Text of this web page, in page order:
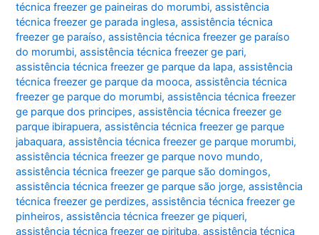
técnica freezer ge paineiras do morumbi,assistência
técnica freezer ge parada inglesa,assistência técnica
freezer ge paraíso,assistência técnica freezer ge paraíso
do morumbi,assistência técnica freezer ge pari,
assistência técnica freezer ge parque da lapa,assistência
técnica freezer ge parque da mooca,assistência técnica
freezer ge parque do morumbi,assistência técnica freezer
ge parque dos principes,assistência técnica freezer ge
parque ibirapuera,assistência técnica freezer ge parque
jabaquara,assistência técnica freezer ge parque morumbi,
assistência técnica freezer ge parque novo mundo,
assistência técnica freezer ge parque são domingos,
assistência técnica freezer ge parque são jorge,assistência
técnica freezer ge perdizes,assistência técnica freezer ge
pinheiros,assistência técnica freezer ge piqueri,
assistência técnica freezer ge pirituba,assistência técnica